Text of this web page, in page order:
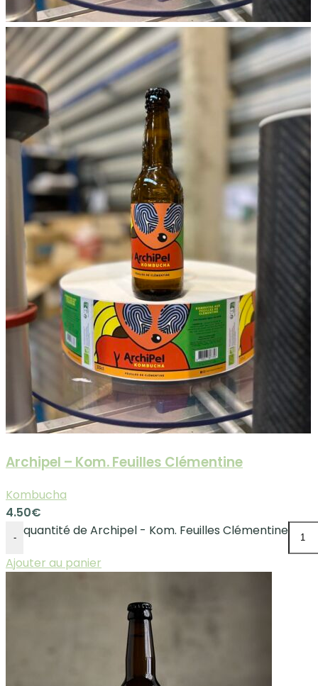
Archipel – Kom. Feuilles Clémentine
Kombucha
4.50€
-
quantité de Archipel - Kom. Feuilles Clémentine
Ajouter au panier